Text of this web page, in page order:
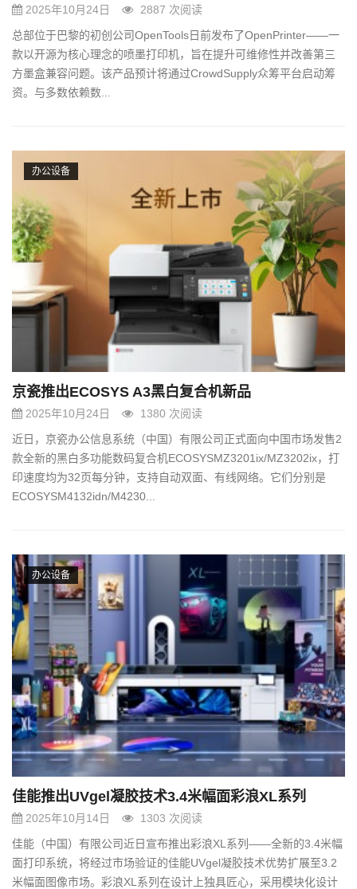
2025年10月24日
2887 次阅读
总部位于巴黎的初创公司OpenTools日前发布了OpenPrinter——一
款以开源为核心理念的喷墨打印机，旨在提升可维修性并改善第三
方墨盒兼容问题。该产品预计将通过CrowdSupply众筹平台启动筹
资。与多数依赖数...
办公设备
京瓷推出ECOSYS A3黑白复合机新品
2025年10月24日
1380 次阅读
近日，京瓷办公信息系统（中国）有限公司正式面向中国市场发售2
款全新的黑白多功能数码复合机ECOSYSMZ3201ix/MZ3202ix，打
印速度均为32页每分钟，支持自动双面、有线网络。它们分别是
ECOSYSM4132idn/M4230...
办公设备
佳能推出UVgel凝胶技术3.4米幅面彩浪XL系列
2025年10月14日
1303 次阅读
佳能（中国）有限公司近日宣布推出彩浪XL系列——全新的3.4米幅
面打印系统，将经过市场验证的佳能UVgel凝胶技术优势扩展至3.2
米幅面图像市场。彩浪XL系列在设计上独具匠心，采用模块化设计